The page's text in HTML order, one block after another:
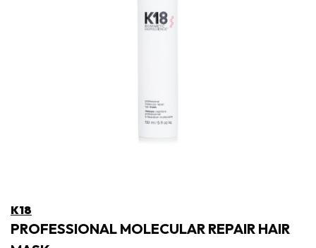
K18
PROFESSIONAL MOLECULAR REPAIR HAIR